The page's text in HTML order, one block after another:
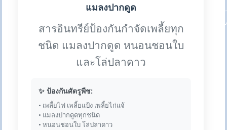
แมลงปากดูด
สารอินทรีย์ป้องกันกำจัดเพลี้ยทุก
ชนิด แมลงปากดูด หนอนชอนใบ
และโล่ปลาดาว
✨ ป้องกันศัตรูพืช:
• เพลี้ยไฟ เพลี้ยแป้ง เพลี้ยไก่แจ้
• แมลงปากดูดทุกชนิด
• หนอนชอนใบ โล่ปลาดาว